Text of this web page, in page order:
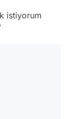
istiyorum